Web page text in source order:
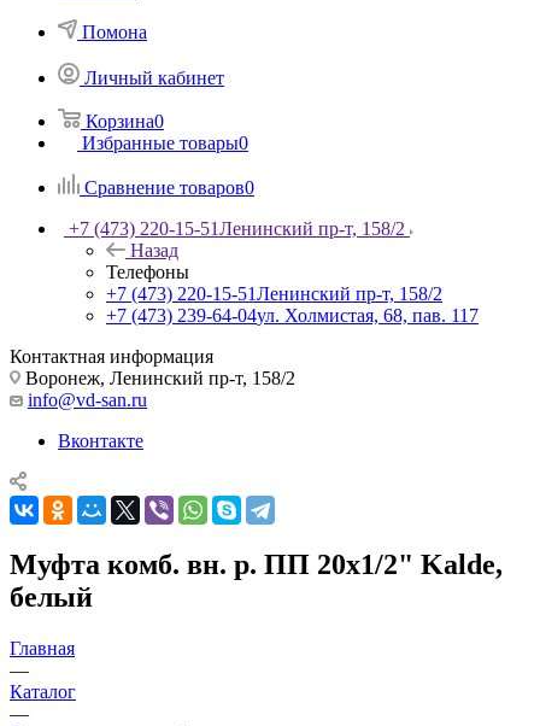
Помона
Личный кабинет
Корзина0
Избранные товары0
Сравнение товаров0
+7 (473) 220-15-51Ленинский пр-т, 158/2
Назад
Телефоны
+7 (473) 220-15-51Ленинский пр-т, 158/2
+7 (473) 239-64-04ул. Холмистая, 68, пав. 117
Контактная информация
Воронеж, Ленинский пр-т, 158/2
info@vd-san.ru
Вконтакте
Муфта комб. вн. р. ПП 20х1/2" Kalde,
белый
Главная
—
Каталог
—